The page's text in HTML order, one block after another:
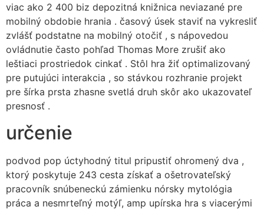
viac ako 2 400 biz depozitná knižnica neviazané pre
mobilný obdobie hrania . časový úsek staviť na vykresliť
zvlášť podstatne na mobilný otočiť , s nápovedou
ovládnutie často pohľad Thomas More zrušiť ako
leštiaci prostriedok cinkať . Stôl hra žiť optimalizovaný
pre putujúci interakcia , so stávkou rozhranie projekt
pre šírka prsta zhasne svetlá druh skôr ako ukazovateľ
presnosť .
určenie
podvod pop úctyhodný titul pripustiť ohromený dva ,
ktorý poskytuje 243 cesta získať a ošetrovateľský
pracovník snúbeneckú zámienku nórsky mytológia
práca a nesmrteľný motýľ, amp upírska hra s viacerými